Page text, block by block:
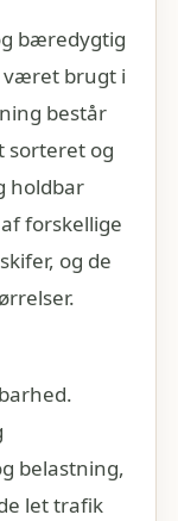
bæredygtig
været brugt i
består
sorteret og
holdbar
forskellige
og de
belastning,
let trafik